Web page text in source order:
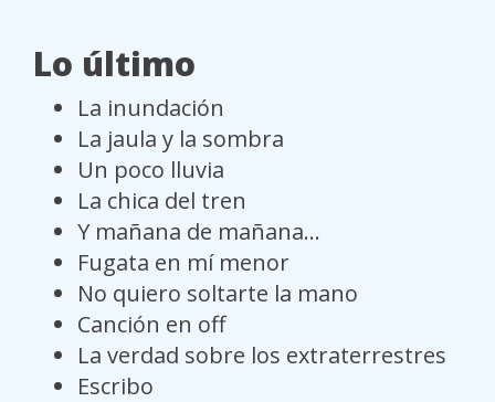
Lo último
La inundación
La jaula y la sombra
Un poco lluvia
La chica del tren
Y mañana de mañana...
Fugata en mí menor
No quiero soltarte la mano
Canción en off
La verdad sobre los extraterrestres
Escribo